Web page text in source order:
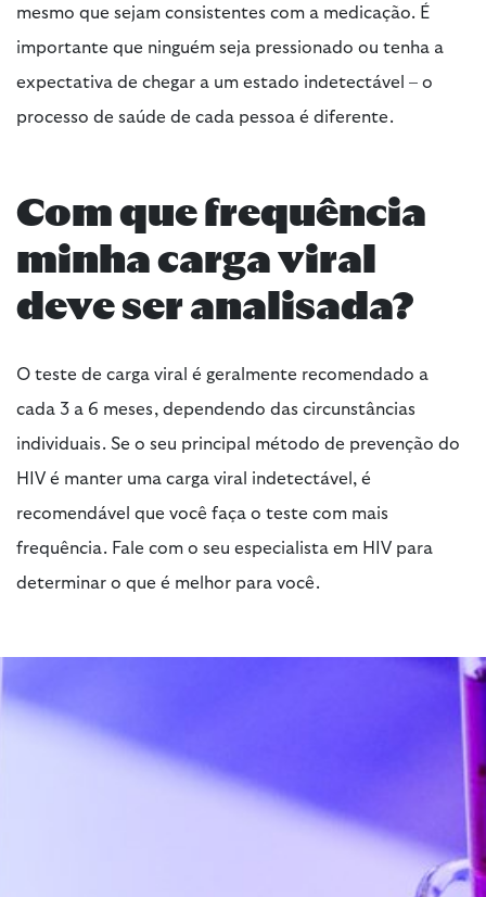
mesmo que sejam consistentes com a medicação. É
importante que ninguém seja pressionado ou tenha a
expectativa de chegar a um estado indetectável – o
processo de saúde de cada pessoa é diferente.
Com que frequência
minha carga viral
deve ser analisada?
O teste de carga viral é geralmente recomendado a
cada 3 a 6 meses, dependendo das circunstâncias
individuais. Se o seu principal método de prevenção do
HIV é manter uma carga viral indetectável, é
recomendável que você faça o teste com mais
frequência. Fale com o seu especialista em HIV para
determinar o que é melhor para você.
The Science of Undetectable:
6 Insights